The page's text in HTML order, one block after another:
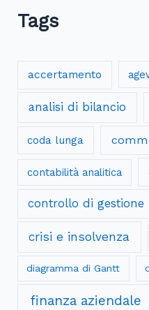
Tags
accertamento
analisi di bilancio
coda lunga
contabilità analitica
controllo di gestione
crisi e insolvenza
diagramma di Gantt
finanza aziendale